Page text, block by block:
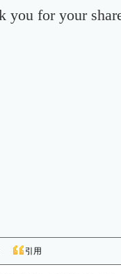
you for your
引用